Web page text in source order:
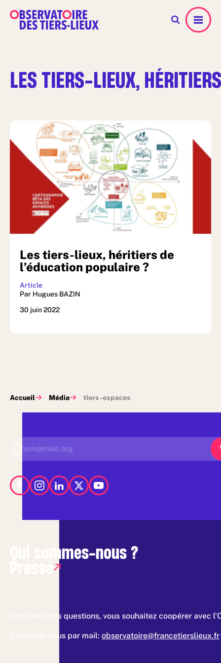
Menu
LES TIERS-LIEUX,
Les tiers-lieux, héritiers de
l’éducation populaire ?
Article
Par Hugues BAZIN
30 juin 2022
Accueil Média tiers-espaces
Qui sommes-nous ?
Vous avez des questions, vous souhaitez coopérer avec
Contacter nous par mail: observatoire@francetierslieux.fr